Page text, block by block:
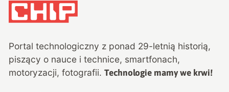
Portal technologiczny z ponad 29-letnią historią,
piszący o nauce i technice, smartfonach,
motoryzacji, fotografii. Technologie mamy we krwi!